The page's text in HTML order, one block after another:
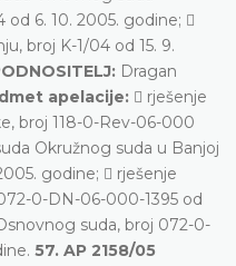
od 6. 10. 2005. godine; 
broj K-1/04 od 15. 9.
Dragan
apelacije:  rješenje
broj 118-0-Rev-06-000
Okružnog suda u Banjoj
godine;  rješenje
0-DN-06-000-1395 od
suda, broj 072-0-
57. AP 2158/05